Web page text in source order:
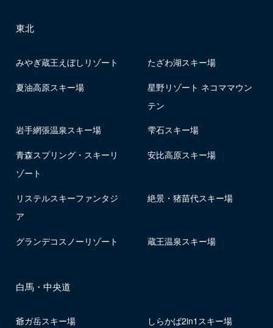
東北
みやぎ蔵王えぼしリゾート たざわ湖スキー場
夏油高原スキー場
星野リゾート ネコママウン
テン
岩手網張温泉スキー場 雫石スキー場
青森スプリング・スキーリ
ゾート
安比高原スキー場
リステルスキーファンタジ
ア
絶景・猪苗代スキー場
グランデコスノーリゾート 蔵王温泉スキー場
白馬・中央道
爺ガ岳スキー場 しらかば2in1スキー場